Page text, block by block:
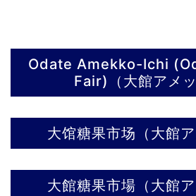
Odate Amekko-Ichi
Fair)（大館アメッ
大馆糖果市场（大館ア
大館糖果市場（大館ア